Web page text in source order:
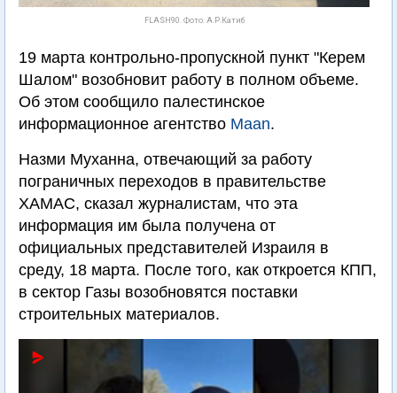
FLASH90. Фото: А.Р.Катиб
19 марта контрольно-пропускной пункт "Керем
Шалом" возобновит работу в полном объеме.
Об этом сообщило палестинское
информационное агентство Maan.
Назми Муханна, отвечающий за работу
пограничных переходов в правительстве
ХАМАС, сказал журналистам, что эта
информация им была получена от
официальных представителей Израиля в
среду, 18 марта. После того, как откроется КПП,
в сектор Газы возобновятся поставки
строительных материалов.